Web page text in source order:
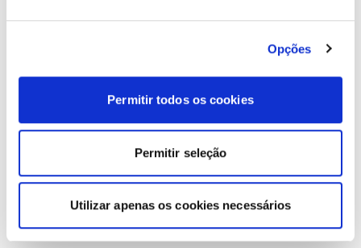
Opções
Permitir todos os cookies
Permitir seleção
Utilizar apenas os cookies necessários